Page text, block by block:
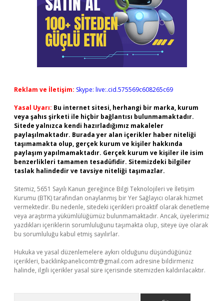
Reklam ve İletişim: Skype: live:.cid.575569c608265c69
Yasal Uyarı: Bu internet sitesi, herhangi bir marka, kurum
veya şahıs şirketi ile hiçbir bağlantısı bulunmamaktadır.
Sitede yalnızca kendi hazırladığımız makaleler
paylaşılmaktadır. Burada yer alan içerikler haber niteliği
taşımamakta olup, gerçek kurum ve kişiler hakkında
paylaşım yapılmamaktadır. Gerçek kurum ve kişiler ile isim
benzerlikleri tamamen tesadüfidir. Sitemizdeki bilgiler
taslak halindedir ve tavsiye niteliği taşımazlar.
Sitemiz, 5651 Sayılı Kanun gereğince Bilgi Teknolojileri ve İletişim
Kurumu (BTK) tarafından onaylanmış bir Yer Sağlayıcı olarak hizmet
vermektedir. Bu nedenle, sitedeki içerikleri proaktif olarak denetleme
veya araştırma yükümlülüğümüz bulunmamaktadır. Ancak, üyelerimiz
yazdıkları içeriklerin sorumluluğunu taşımakta olup, siteye üye olarak
bu sorumluluğu kabul etmiş sayılırlar.
Hukuka ve yasal düzenlemelere aykırı olduğunu düşündüğünüz
içerikleri, backlinkpanelicomtr@gmail.com adresine bildirmeniz
halinde, ilgili içerikler yasal süre içerisinde sitemizden kaldırılacaktır.